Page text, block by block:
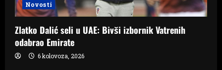
Novosti
Zlatko Dalić seli u UAE: Bivši izbornik Vatrenih
odabrao Emirate
6 kolovoza, 2026